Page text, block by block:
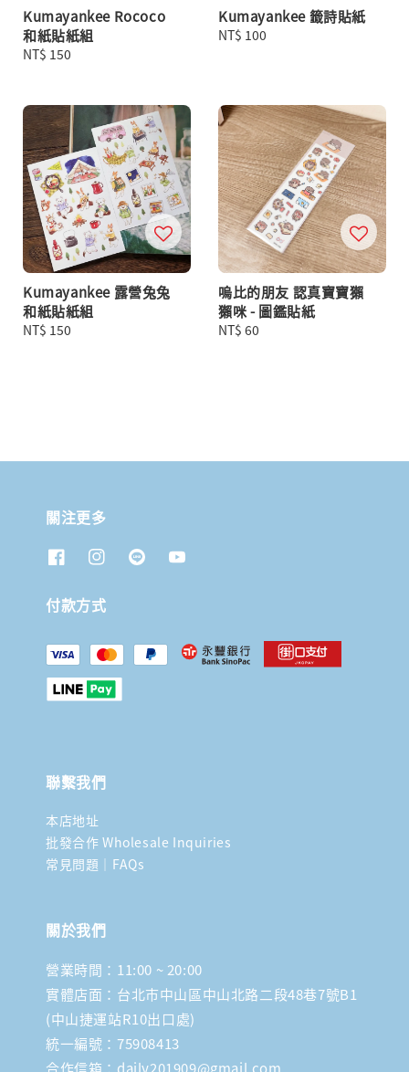
Kumayankee Rococo
和紙貼紙組
Regular
NT$ 150
Kumayankee 籤詩貼紙
Regular
NT$ 100
Kumayankee 露營兔兔
和紙貼紙組
Regular
NT$ 150
嗚比的朋友 認真寶寶獺
獺咪 - 圖鑑貼紙
Regular
NT$ 60
關注更多
付款方式
聯繫我們
本店地址
批發合作 Wholesale Inquiries
常見問題｜FAQs
關於我們
營業時間：11:00 ~ 20:00
實體店面：台北市中山區中山北路二段48巷7號B1
(中山捷運站R10出口處)
統一編號：75908413
合作信箱：daily201909@gmail.com